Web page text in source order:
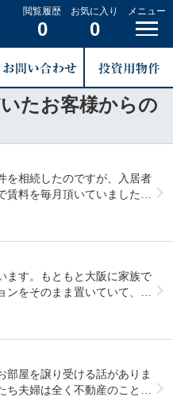
閲覧履歴
0
お気に入り
0
メニュー
たお客様からの
を相続したのですが、入居者
賃料を毎月頂いていました。
一何かあっては困ると思った
した。しかし、皆さん考える
保証入ってなくて、高齢者一
値段がつかないみたいです。
内容次第で直接購入したいと
た。
わせ下さった中で、一番高い
るらしいので、希望金額より
もともと値段交渉されるとい
からも言われていたので、私
ます。もともと大阪に家族で
ンをそのまま置いていて、月
た。
の影響で、テレワークにな
ました。そこで、妻と相談し
とを決めました。広告でよく
頼をしたら、すぐに御社から
部屋を譲り受ける話がありま
ち夫婦は全く不動産のことを